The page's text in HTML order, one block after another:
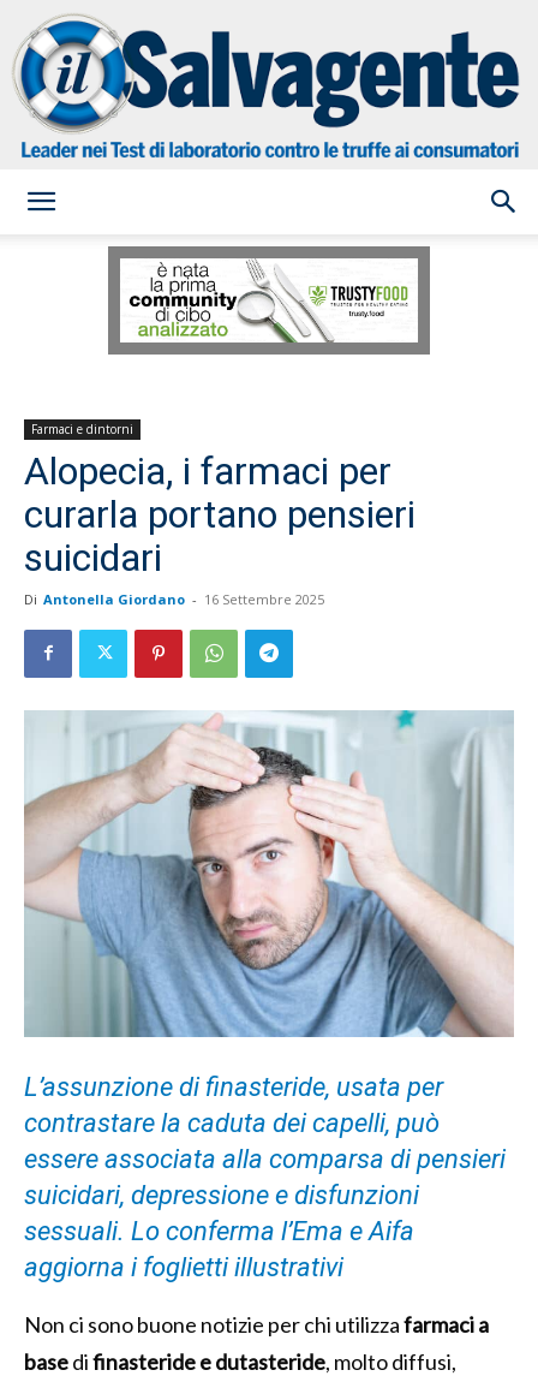
Salvagente
Farmaci e dintorni
Alopecia, i farmaci per
curarla portano pensieri
suicidari
Di Antonella Giordano - 16 Settembre 2025
L’assunzione di finasteride, usata per
contrastare la caduta dei capelli, può
essere associata alla comparsa di pensieri
suicidari, depressione e disfunzioni
sessuali. Lo conferma l’Ema e Aifa
aggiorna i foglietti illustrativi
Non ci sono buone notizie per chi utilizzafarmaci a
basedifinasteride e dutasteride, molto diffusi,